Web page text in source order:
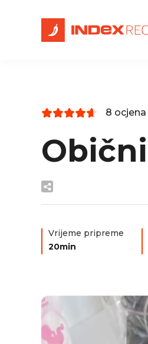
8 ocjena
Vrijeme pripreme
20min